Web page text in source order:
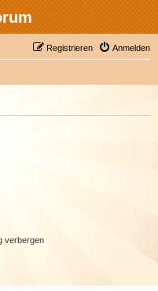
Anmelden
Registrieren
verbergen